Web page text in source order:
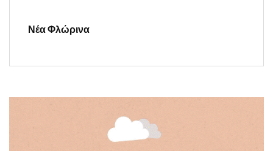
Νέα Φλώρινα